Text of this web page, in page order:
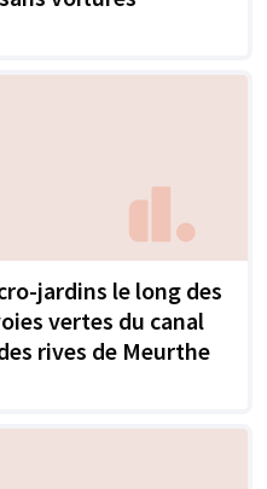
jardins le long des
vertes du canal
rives de Meurthe